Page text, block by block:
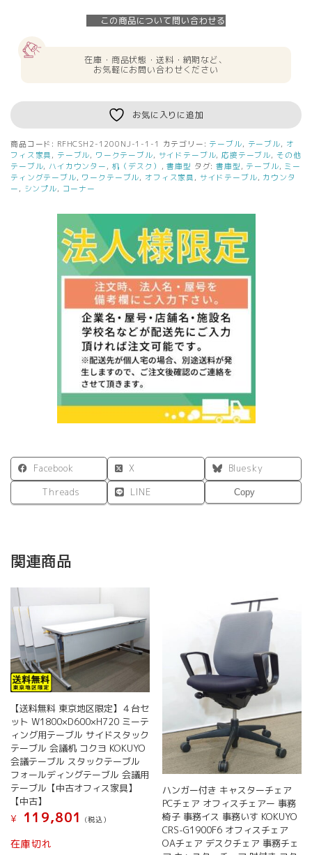
シ
リ
ズ]
書
庫
型
この商品について問い合わせる
在庫・商品状態・送料・納期など、
お気軽にお問い合わせください
お気に入りに追加
商品コード: RFHCSH2-1200NJ-1-1-1 カテゴリー: テーブル, テーブル, オ
フィス家具 , テーブル, ワークテーブル, サイドテーブル,応接テーブル, その他
テーブル, ハイカウンター , 机（デスク） ,書庫型 タグ:書庫型 , テーブル, ミー
ティングテーブル, ワークテーブル, オフィス家具 , サイドテーブル, カウンタ
ー , シンプル, コーナー
Facebook X
Bluesky
Threads
LINE Copy
関連商品
【送料無料 東京地区限定】４台セ
ット W1800×D600×H720 ミーテ
ィング用テーブル サイドスタック
テーブル 会議机 コクヨ KOKUYO
会議テーブル スタックテーブル
フォールディングテーブル 会議用
テーブル【中古オフィス家具】
【中古】
¥
119,801 (税込）
在庫切れ
ハンガー付き キャスターチェア
PCチェア オフィスチェアー 事務
椅子 事務イス 事務いす KOKUYO
CRS-G1900F6 オフィスチェア
OAチェア デスクチェア 事務チェ